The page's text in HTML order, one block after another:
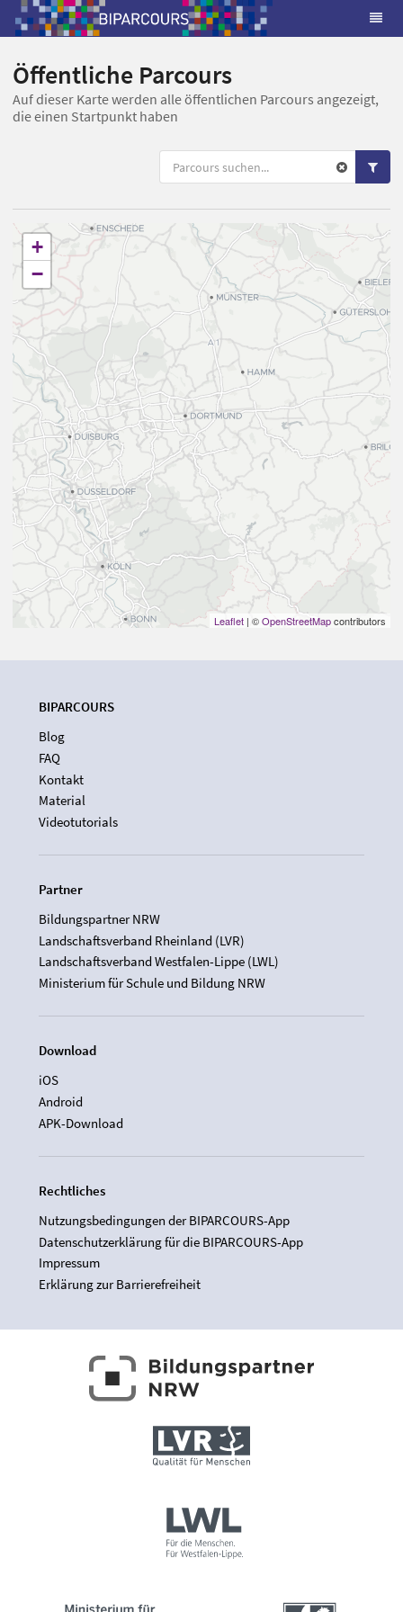
Öffentliche Parcours
Auf dieser Karte werden alle öffentlichen Parcours angezeigt,
die einen Startpunkt haben
+
−
Leaflet | ©OpenStreetMapcontributors
BIPARCOURS
Blog
FAQ
Kontakt
Material
Videotutorials
Partner
Bildungspartner NRW
Landschaftsverband Rheinland (LVR)
Landschaftsverband Westfalen-Lippe (LWL)
Ministerium für Schule und Bildung NRW
Download
iOS
Android
APK-Download
Rechtliches
Nutzungsbedingungen der BIPARCOURS-App
Datenschutzerklärung für die BIPARCOURS-App
Impressum
Erklärung zur Barrierefreiheit